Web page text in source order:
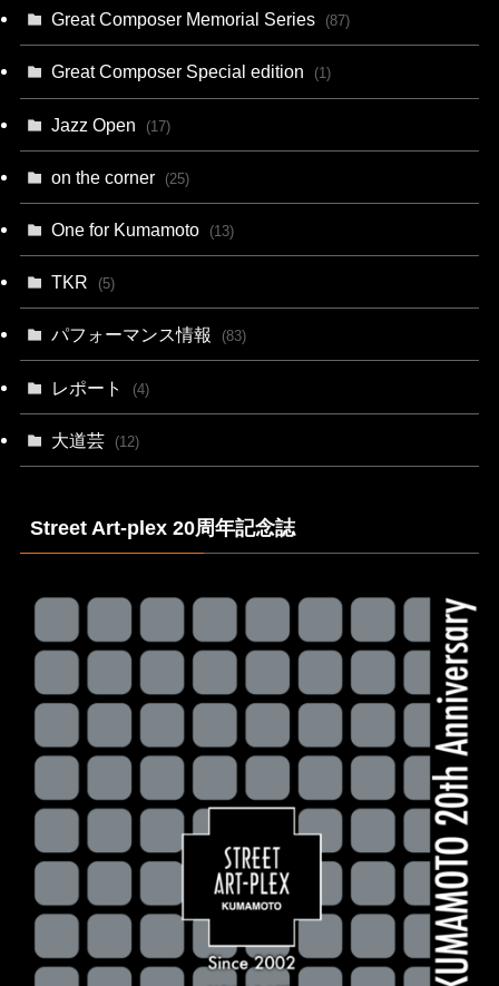
Great Composer Memorial Series (87)
Great Composer Special edition (1)
Jazz Open (17)
on the corner (25)
One for Kumamoto (13)
TKR (5)
パフォーマンス情報 (83)
レポート (4)
大道芸 (12)
Street Art-plex 20周年記念誌